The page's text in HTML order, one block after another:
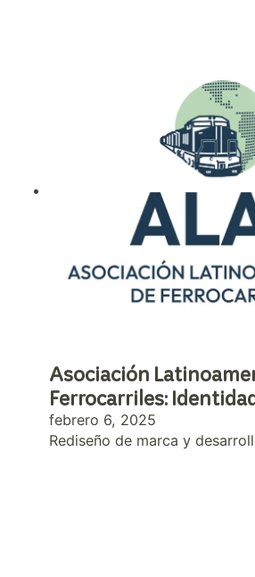
Asociación
Ferrocarriles:
febrero 6, 2025
Rediseño de marca y